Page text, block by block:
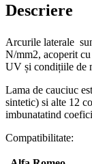
-
MOTGUM
Descriere
Arcurile laterale
N/mm2, acoperit
UV și condițiile de
Lama de cauciuc
sintetic) si alte 12
imbunatatind
Compatibilitate: